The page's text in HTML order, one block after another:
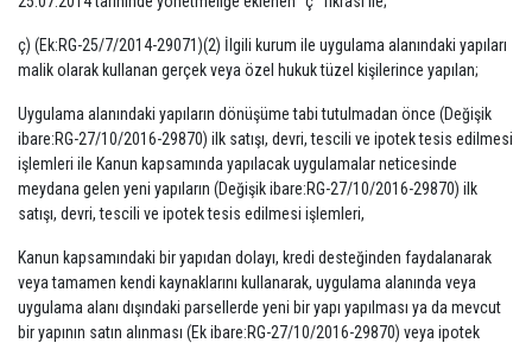
ç) (Ek:RG-25/7/2014-29071)(2) İlgili kurum ile uygulama alanındaki yapıları
malik olarak kullanan gerçek veya özel hukuk tüzel kişilerince yapılan;
Uygulama alanındaki yapıların dönüşüme tabi tutulmadan önce (Değişik
ibare:RG-27/10/2016-29870) ilk satışı, devri, tescili ve ipotek tesis edilmesi
işlemleri ile Kanun kapsamında yapılacak uygulamalar neticesinde
meydana gelen yeni yapıların (Değişik ibare:RG-27/10/2016-29870) ilk
satışı, devri, tescili ve ipotek tesis edilmesi işlemleri,
Kanun kapsamındaki bir yapıdan dolayı, kredi desteğinden faydalanarak
veya tamamen kendi kaynaklarını kullanarak, uygulama alanında veya
uygulama alanı dışındaki parsellerde yeni bir yapı yapılması ya da mevcut
bir yapının satın alınması (Ek ibare:RG-27/10/2016-29870) veya ipotek